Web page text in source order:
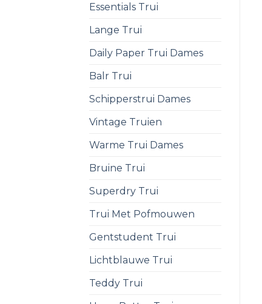
Essentials Trui
Lange Trui
Daily Paper Trui Dames
Balr Trui
Schipperstrui Dames
Vintage Truien
Warme Trui Dames
Bruine Trui
Superdry Trui
Trui Met Pofmouwen
Gentstudent Trui
Lichtblauwe Trui
Teddy Trui